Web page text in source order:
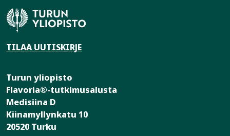
TILAA UUTISKIRJE
Turun yliopisto
Flavoria®-tutkimusalusta
Medisiina D
Kiinamyllynkatu 10
20520 Turku